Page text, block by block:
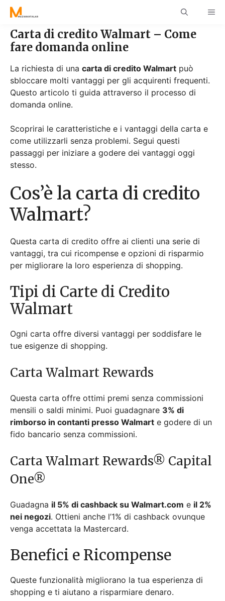
Skip
content
Carta di credito Walmart – Come
fare domanda online
La richiesta di una carta di credito Walmart può
sbloccare molti vantaggi per gli acquirenti frequenti.
Questo articolo ti guida attraverso il processo di
domanda online.
Scoprirai le caratteristiche e i vantaggi della carta e
come utilizzarli senza problemi. Segui questi
passaggi per iniziare a godere dei vantaggi oggi
stesso.
Cos’è la carta di credito
Walmart?
Questa carta di credito offre ai clienti una serie di
vantaggi, tra cui ricompense e opzioni di risparmio
per migliorare la loro esperienza di shopping.
Tipi di Carte di Credito
Walmart
Ogni carta offre diversi vantaggi per soddisfare le
tue esigenze di shopping.
Carta Walmart Rewards
Questa carta offre ottimi premi senza commissioni
mensili o saldi minimi. Puoi guadagnare 3% di
rimborso in contanti presso Walmart e godere di un
fido bancario senza commissioni.
Carta Walmart Rewards® Capital
One®
Guadagna il 5% di cashback su Walmart.com e il 2%
nei negozi. Ottieni anche l’1% di cashback ovunque
venga accettata la Mastercard.
Benefici e Ricompense
Queste funzionalità migliorano la tua esperienza di
shopping e ti aiutano a risparmiare denaro.